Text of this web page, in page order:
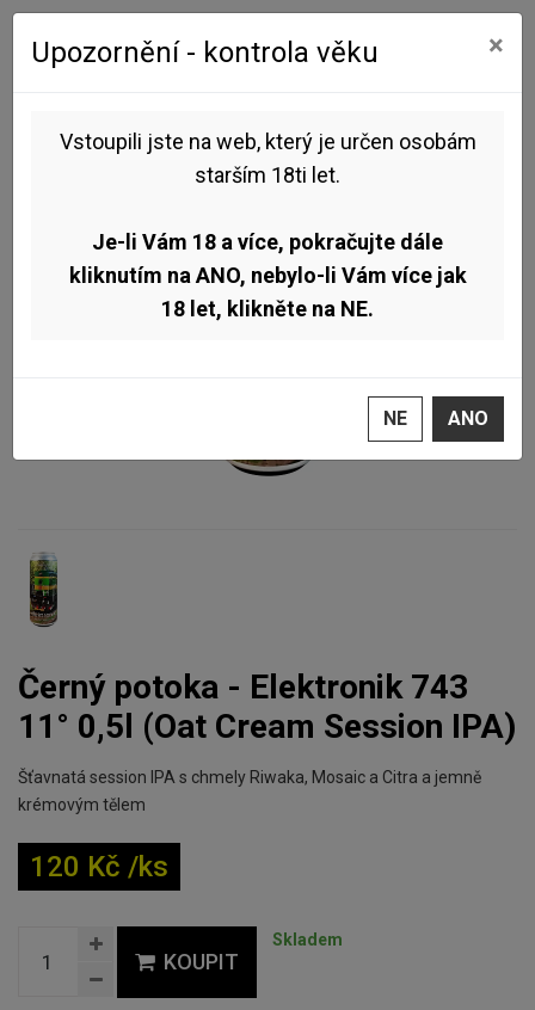
černý potoka - Elektronik 743
11° 0,5l (Oat Cream Session IPA)
Šťavnatá session IPA s chmely Riwaka, Mosaic a Citra a jemně
krémovým tělem
120 Kč /ks
KOUPIT
Skladem
Upozornění - kontrola věku ×
Vstoupili jste na web, který je určen osobám
starším 18ti let.
Je-li Vám 18 a více, pokračujte dále
kliknutím na ANO, nebylo-li Vám více jak
18 let, klikněte na NE.
NE ANO